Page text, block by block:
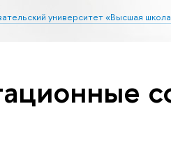
университет «Высшая